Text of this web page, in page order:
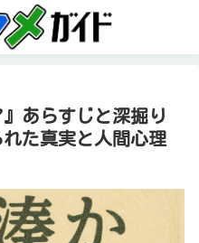
あらすじと深掘り
た真実と人間心理